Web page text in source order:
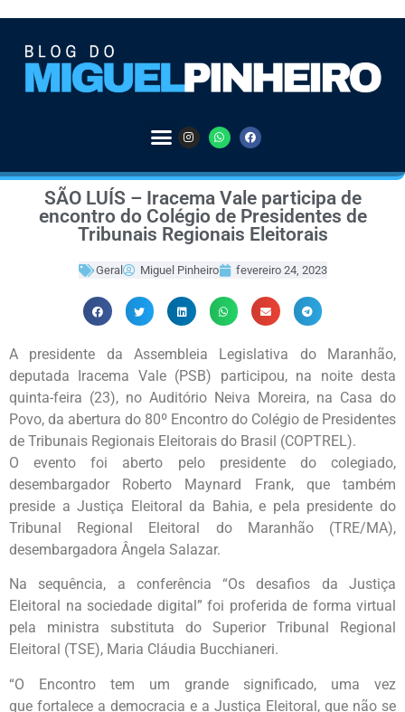
SÃO LUÍS – Iracema Vale participa de
encontro do Colégio de Presidentes de
Tribunais Regionais Eleitorais
Geral Miguel Pinheiro fevereiro 24, 2023
A presidente da Assembleia Legislativa do Maranhão,
deputada Iracema Vale (PSB) participou, na noite desta
quinta-feira (23), no Auditório Neiva Moreira, na Casa do
Povo, da abertura do 80º Encontro do Colégio de Presidentes
de Tribunais Regionais Eleitorais do Brasil (COPTREL).
O evento foi aberto pelo presidente do colegiado,
desembargador Roberto Maynard Frank, que também
preside a Justiça Eleitoral da Bahia, e pela presidente do
Tribunal Regional Eleitoral do Maranhão (TRE/MA),
desembargadora Ângela Salazar.
Na sequência, a conferência “Os desafios da Justiça
Eleitoral na sociedade digital” foi proferida de forma virtual
pela ministra substituta do Superior Tribunal Regional
Eleitoral (TSE), Maria Cláudia Bucchianeri.
“O Encontro tem um grande significado, uma vez
que fortalece a democracia e a Justiça Eleitoral, que não se